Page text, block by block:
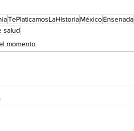
TePlaticamosLaHistoriaMéxicoEnsenada
salud
momento